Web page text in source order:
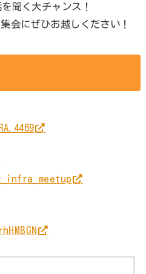
聞く大チャンス！
会にぜひお越しください！